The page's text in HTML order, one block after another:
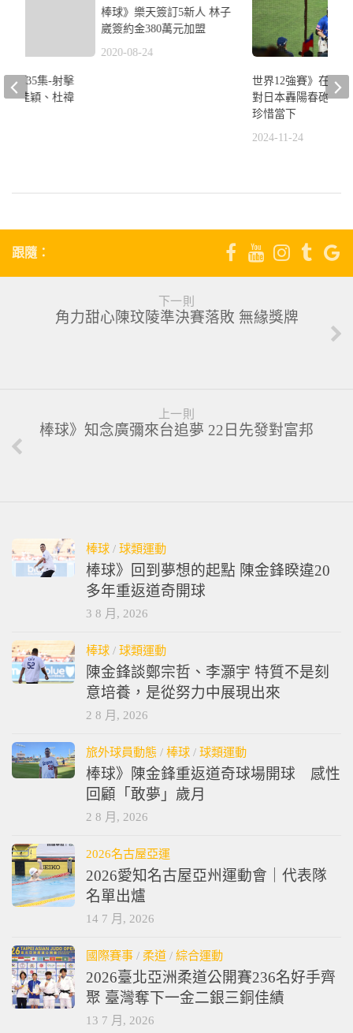
棒球》樂天簽訂5新人 林子
崴簽約金380萬元加盟
2020-08-24
世界12強賽》在東
對日本轟陽春砲 林
珍惜當下
2024-11-24
】第35集-射擊
吳佳穎、杜禕
跟隨：
下一則
角力甜心陳玟陵準決賽落敗 無緣獎牌
上一則
棒球》知念廣彌來台追夢 22日先發對富邦
棒球 / 球類運動
棒球》回到夢想的起點 陳金鋒睽違20
多年重返道奇開球
3 8 月, 2026
棒球 / 球類運動
陳金鋒談鄭宗哲、李灝宇 特質不是刻
意培養，是從努力中展現出來
2 8 月, 2026
旅外球員動態 / 棒球 / 球類運動
棒球》陳金鋒重返道奇球場開球 感性
回顧「敢夢」歲月
2 8 月, 2026
2026名古屋亞運
2026愛知名古屋亞州運動會｜代表隊
名單出爐
14 7 月, 2026
國際賽事 / 柔道 / 綜合運動
2026臺北亞洲柔道公開賽236名好手齊
聚 臺灣奪下一金二銀三銅佳績
13 7 月, 2026